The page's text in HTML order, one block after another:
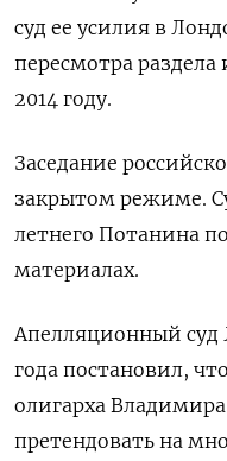
суд ее усилия в
пересмотра
2014 году.
Заседание
закрытом режиме.
летнего Потанина
материалах.
Апелляционный суд
года постановил,
олигарха
претендовать ‌на